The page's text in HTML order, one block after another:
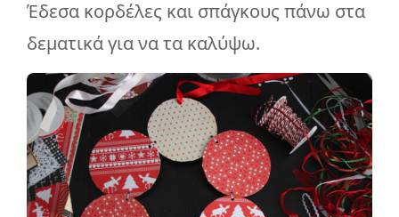
Έδεσα κορδέλες και σπάγκους πάνω στα
δεματικά για να τα καλύψω.